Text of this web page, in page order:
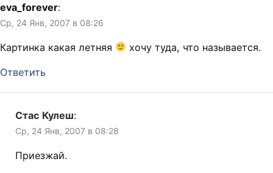
eva_forever:
Ср, 24 Янв, 2007 в 08:26
Картинка какая летняя хочу туда, что называется.
Ответить
Стас Кулеш:
Ср, 24 Янв, 2007 в 08:28
Приезжай.